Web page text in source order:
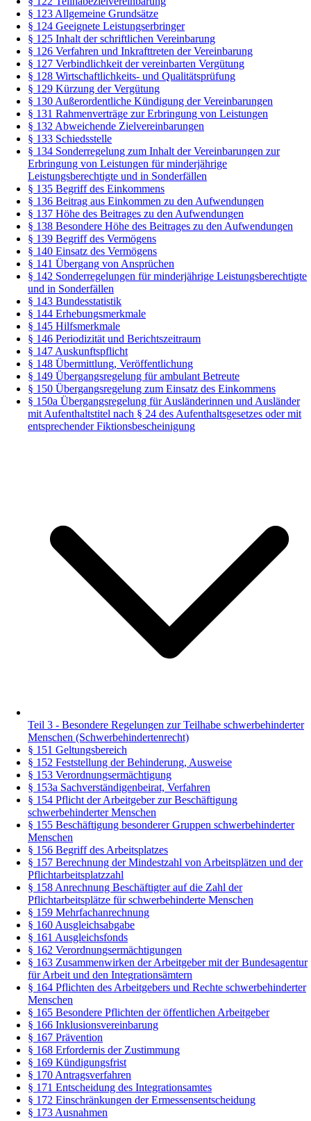
§ 123 Allgemeine Grundsätze
§ 124 Geeignete Leistungserbringer
§ 125 Inhalt der schriftlichen Vereinbarung
§ 126 Verfahren und Inkrafttreten der Vereinbarung
§ 127 Verbindlichkeit der vereinbarten Vergütung
§ 128 Wirtschaftlichkeits- und Qualitätsprüfung
§ 129 Kürzung der Vergütung
§ 130 Außerordentliche Kündigung der Vereinbarungen
§ 131 Rahmenverträge zur Erbringung von Leistungen
§ 132 Abweichende Zielvereinbarungen
§ 133 Schiedsstelle
§ 134 Sonderregelung zum Inhalt der Vereinbarungen zur
Erbringung von Leistungen für minderjährige
Leistungsberechtigte und in Sonderfällen
§ 135 Begriff des Einkommens
§ 136 Beitrag aus Einkommen zu den Aufwendungen
§ 137 Höhe des Beitrages zu den Aufwendungen
§ 138 Besondere Höhe des Beitrages zu den Aufwendungen
§ 139 Begriff des Vermögens
§ 140 Einsatz des Vermögens
§ 141 Übergang von Ansprüchen
§ 142 Sonderregelungen für minderjährige Leistungsberechtigte
und in Sonderfällen
§ 143 Bundesstatistik
§ 144 Erhebungsmerkmale
§ 145 Hilfsmerkmale
§ 146 Periodizität und Berichtszeitraum
§ 147 Auskunftspflicht
§ 148 Übermittlung, Veröffentlichung
§ 149 Übergangsregelung für ambulant Betreute
§ 150 Übergangsregelung zum Einsatz des Einkommens
§ 150a Übergangsregelung für Ausländerinnen und Ausländer
mit Aufenthaltstitel nach § 24 des Aufenthaltsgesetzes oder mit
entsprechender Fiktionsbescheinigung
Teil 3 - Besondere Regelungen zur Teilhabe schwerbehinderter
Menschen (Schwerbehindertenrecht)
§ 151 Geltungsbereich
§ 152 Feststellung der Behinderung, Ausweise
§ 153 Verordnungsermächtigung
§ 153a Sachverständigenbeirat, Verfahren
§ 154 Pflicht der Arbeitgeber zur Beschäftigung
schwerbehinderter Menschen
§ 155 Beschäftigung besonderer Gruppen schwerbehinderter
Menschen
§ 156 Begriff des Arbeitsplatzes
§ 157 Berechnung der Mindestzahl von Arbeitsplätzen und der
Pflichtarbeitsplatzzahl
§ 158 Anrechnung Beschäftigter auf die Zahl der
Pflichtarbeitsplätze für schwerbehinderte Menschen
§ 159 Mehrfachanrechnung
§ 160 Ausgleichsabgabe
§ 161 Ausgleichsfonds
§ 162 Verordnungsermächtigungen
§ 163 Zusammenwirken der Arbeitgeber mit der Bundesagentur
für Arbeit und den Integrationsämtern
§ 164 Pflichten des Arbeitgebers und Rechte schwerbehinderter
Menschen
§ 165 Besondere Pflichten der öffentlichen Arbeitgeber
§ 166 Inklusionsvereinbarung
§ 167 Prävention
§ 168 Erfordernis der Zustimmung
§ 169 Kündigungsfrist
§ 170 Antragsverfahren
§ 171 Entscheidung des Integrationsamtes
§ 172 Einschränkungen der Ermessensentscheidung
§ 173 Ausnahmen